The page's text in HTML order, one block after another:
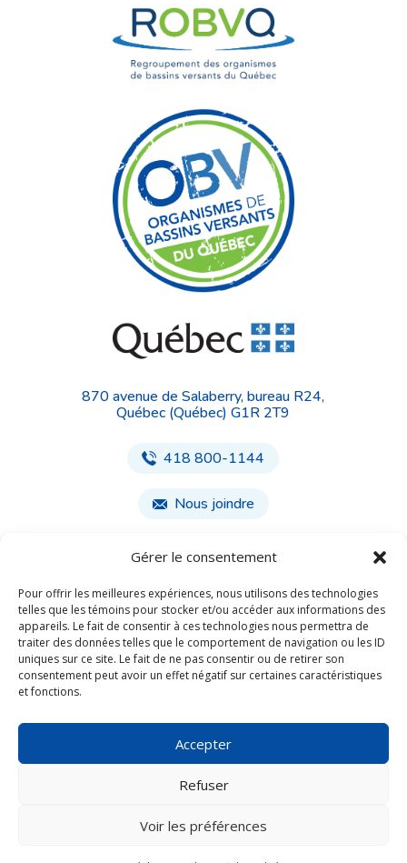
Gérer le consentement
Pour offrir les meilleures expériences, nous utilisons des technologies
telles que les témoins pour stocker et/ou accéder aux informations des
appareils. Le fait de consentir à ces technologies nous permettra de
traiter des données telles que le comportement de navigation ou les ID
uniques sur ce site. Le fait de ne pas consentir ou de retirer son
consentement peut avoir un effet négatif sur certaines caractéristiques
et fonctions.
Accepter
Refuser
Voir les préférences
870 avenue de Salaberry, bureau R24,
Québec (Québec) G1R 2T9
418 800-1144
Nous joindre
S’informer sur les enjeux de l’eau
Participer au Mois de l’eau
Prendre part au nettoyage des berges
Partenaires
Infernal [ Studio ]